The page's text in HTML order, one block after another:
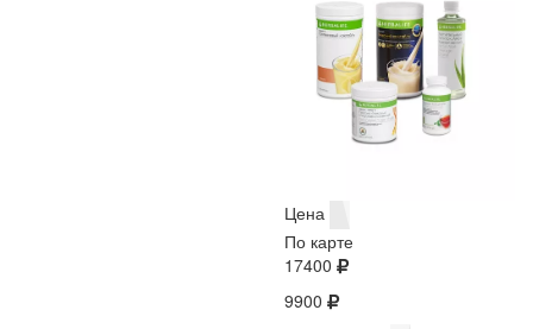
Цена
По карте
17400
9900